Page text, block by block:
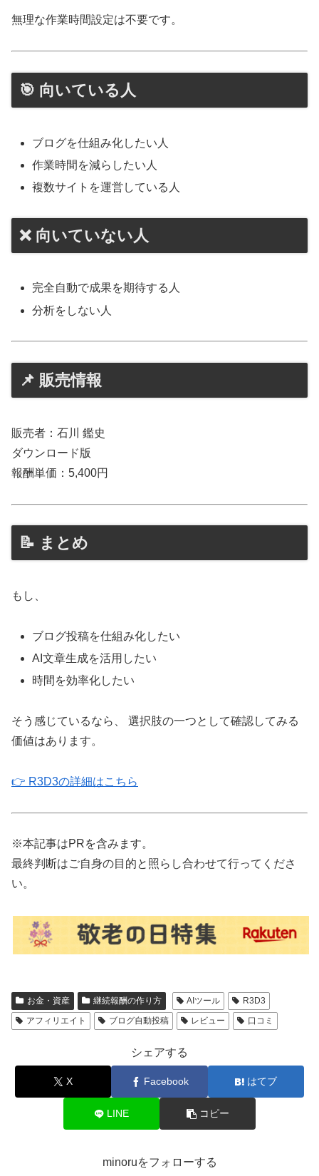
無理な作業時間設定は不要です。
🎯 向いている人
ブログを仕組み化したい人
作業時間を減らしたい人
複数サイトを運営している人
❌ 向いていない人
完全自動で成果を期待する人
分析をしない人
📌 販売情報
販売者：石川 鑑史
ダウンロード版
報酬単価：5,400円
📝 まとめ
もし、
ブログ投稿を仕組み化したい
AI文章生成を活用したい
時間を効率化したい
そう感じているなら、 選択肢の一つとして確認してみる
価値はあります。
👉 R3D3の詳細はこちら
※本記事はPRを含みます。
最終判断はご自身の目的と照らし合わせて行ってくださ
い。
お金・資産 継続報酬の作り方 AIツール
R3D3
アフィリエイト
ブログ自動投稿 レビュー 口コミ
シェアする
X Facebook はてブ
LINE コピー
minoruをフォローする